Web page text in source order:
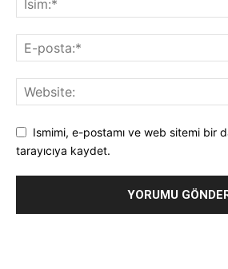
Ismimi, e-postamı ve web sitemi bir
tarayıcıya kaydet.